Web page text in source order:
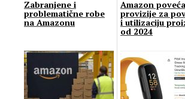
Zabranjene i
problematične robe
na Amazonu
Amazon
provizije za
i utilizaciju
od 2024